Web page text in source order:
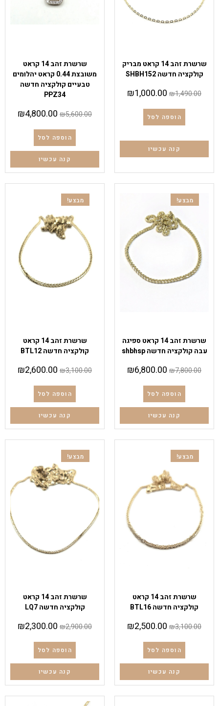
שרשרת זהב 14 קראט מבריק
קולקציה חדשה SHBH152
₪1,490.00
₪1,000.00
הוספה לסל
קנה עכשיו
שרשרת זהב 14 קראט
משובצת 0.44 קראט יהלומים
טבעיים קולקציה חדשה
PPZ34
₪5,600.00
₪4,800.00
הוספה לסל
קנה עכשיו
מבצע!
שרשרת זהב 14 קראט ספיגה
עבה קולקציה חדשה shbhsp
₪7,800.00
₪6,800.00
הוספה לסל
קנה עכשיו
מבצע!
שרשרת זהב 14 קראט
קולקציה חדשה BTL12
₪3,100.00
₪2,600.00
הוספה לסל
קנה עכשיו
מבצע!
שרשרת זהב 14 קראט
קולקציה חדשה BTL16
₪3,100.00
₪2,500.00
הוספה לסל
קנה עכשיו
מבצע!
שרשרת זהב 14 קראט
קולקציה חדשה LQ7
₪2,900.00
₪2,300.00
הוספה לסל
קנה עכשיו